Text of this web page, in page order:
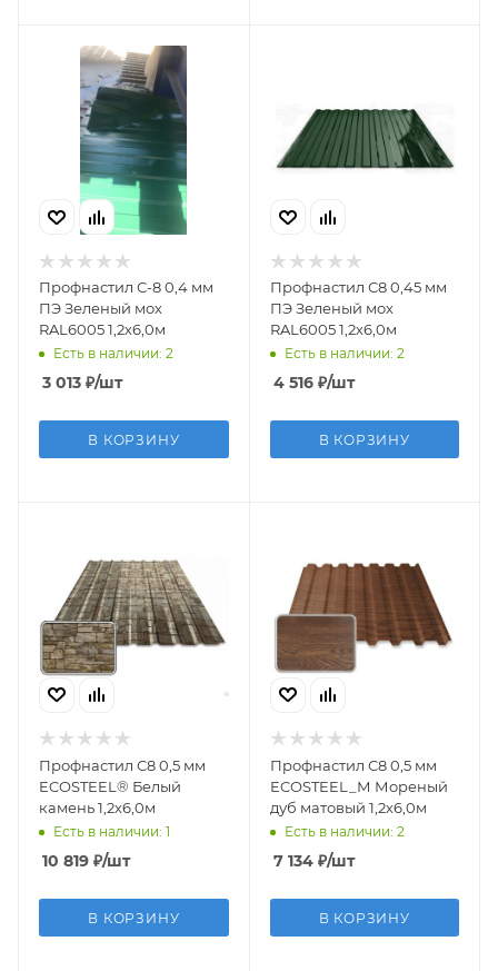
Профнастил С-8 0,4 мм
ПЭ Зеленый мох
RAL6005 1,2х6,0м
Есть в наличии: 2
3 013 ₽/шт
В КОРЗИНУ
Профнастил С8 0,45 мм
ПЭ Зеленый мох
RAL6005 1,2х6,0м
Есть в наличии: 2
4 516₽/шт
В КОРЗИНУ
Профнастил С8 0,5 мм
ECOSTEEL® Белый
камень 1,2х6,0м
Есть в наличии: 1
10 819 ₽/шт
В КОРЗИНУ
Профнастил С8 0,5 мм
ECOSTEEL_М Мореный
дуб матовый 1,2х6,0м
Есть в наличии: 2
7 134₽/шт
В КОРЗИНУ